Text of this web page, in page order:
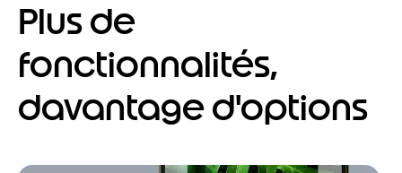
Plus de
fonctionnalités,
davantage d'options